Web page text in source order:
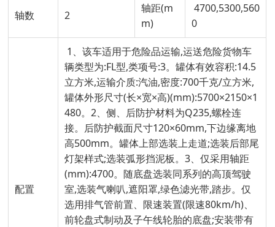
轴数 2
轴距(m
m)
4700,5300,560
0
配置
1、该车适用于危险品运输,运送危险货物车
辆类型为:FL型,类项号:3。罐体有效容积:14.5
立方米,运输介质:汽油,密度:700千克/立方米,
罐体外形尺寸(长×宽×高)(mm):5700×2150×1
480。2、侧、后防护材料为Q235,螺栓连
接。后防护截面尺寸120×60mm,下边缘离地
高500mm。罐体上部选装上走道;选装后部尾
灯架样式;选装弧形挡泥板。3、仅采用轴距
(mm):4700。随底盘选装同系列的高顶驾驶
室,选装气喇叭,遮阳罩,绿色滤光带,踏步。仅
选用排气管前置、限速装置(限速80km/h)、
前轮盘式制动及子午线轮胎的底盘;安装带有